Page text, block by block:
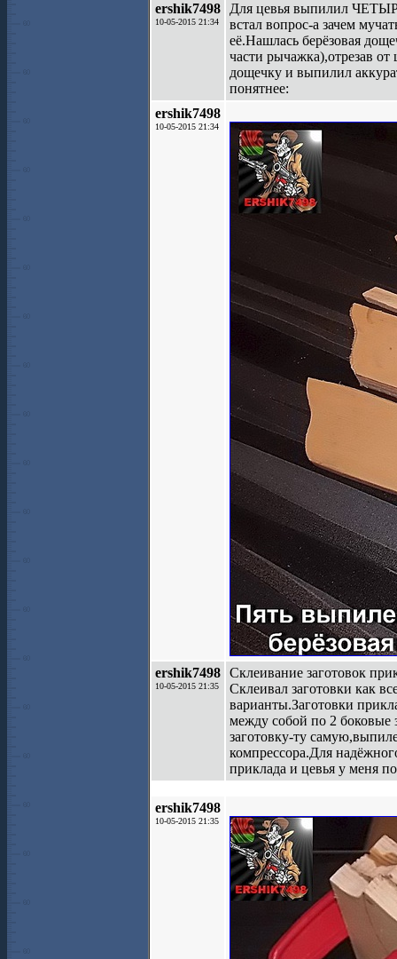
ershik7498
10-05-2015 21:34
Для цевья выпилил
встал вопрос-а зачем
её.Нашлась берёзовая
части рычажка),отрезав
дощечку и выпилил
понятнее:
ershik7498
10-05-2015 21:34
ershik7498
10-05-2015 21:35
Склеивание заготовок
Склеивал заготовки как
варианты.Заготовки
между собой по 2
заготовку-ту
компрессора.Для
приклада и цевья у меня
ershik7498
10-05-2015 21:35